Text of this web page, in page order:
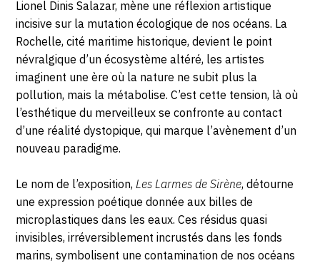
La
Rochelle
Lionel Dinis Salazar, mène une réflexion artistique
incisive sur la mutation écologique de nos océans. La
Rochelle, cité maritime historique, devient le point
névralgique d’un écosystème altéré, les artistes
imaginent une ère où la nature ne subit plus la
pollution, mais la métabolise. C’est cette tension, là où
l’esthétique du merveilleux se confronte au contact
d’une réalité dystopique, qui marque l’avènement d’un
nouveau paradigme.
Le nom de l’exposition, Les Larmes de Sirène, détourne
une expression poétique donnée aux billes de
microplastiques dans les eaux. Ces résidus quasi
invisibles, irréversiblement incrustés dans les fonds
marins, symbolisent une contamination de nos océans